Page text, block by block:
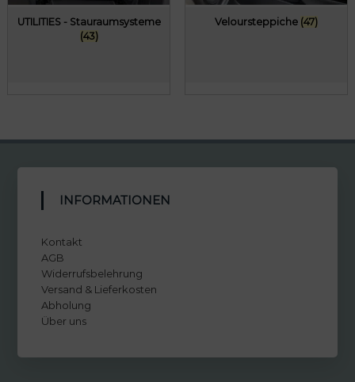
UTILITIES - Stauraumsysteme
(43)
Veloursteppiche (47)
INFORMATIONEN
Kontakt
AGB
Widerrufsbelehrung
Versand & Lieferkosten
Abholung
Über uns